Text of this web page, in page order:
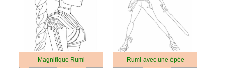
Magnifique Rumi Rumi avec une épée